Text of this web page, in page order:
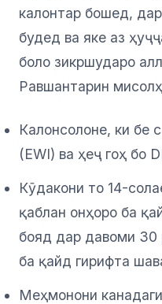
калонтар бошед,
будед ва яке аз
боло зикршударо
Равшантарин
Калонсолоне, ки бе
(EWI) ва ҳеҷ гоҳ бо
Кӯдакони то 14-
қаблан онҳоро ба
бояд дар давоми 30
ба қайд гирифта
Меҳмонони